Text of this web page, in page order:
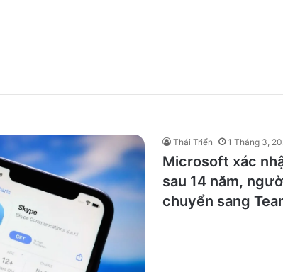
Thái Triển 1 Tháng 3,
Microsoft xác
sau 14 năm,
chuyển sang